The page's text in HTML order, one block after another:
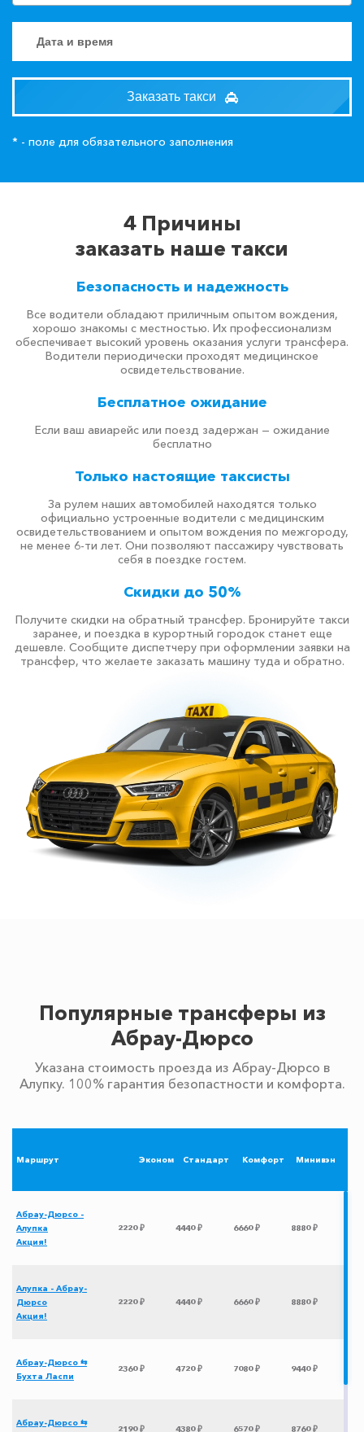
Заказать такси
* - поле для обязательного заполнения
4 Причины
заказать наше такси
Безопасность и надежность
Все водители обладают приличным опытом вождения,
хорошо знакомы с местностью. Их профессионализм
обеспечивает высокий уровень оказания услуги трансфера.
Водители периодически проходят медицинское
освидетельствование.
Бесплатное ожидание
Если ваш авиарейс или поезд задержан — ожидание
бесплатно
Только настоящие таксисты
За рулем наших автомобилей находятся только
официально устроенные водители с медицинским
освидетельствованием и опытом вождения по межгороду,
не менее 6-ти лет. Они позволяют пассажиру чувствовать
себя в поездке гостем.
Скидки до 50%
Получите скидки на обратный трансфер. Бронируйте такси
заранее, и поездка в курортный городок станет еще
дешевле. Сообщите диспетчеру при оформлении заявки на
трансфер, что желаете заказать машину туда и обратно.
Популярные трансферы из
Абрау-Дюрсо
Указана стоимость проезда из Абрау-Дюрсо в
Алупку. 100% гарантия безопастности и комфорта.
Маршрут Эконом Стандарт Комфорт Минивэн
Абрау-Дюрсо -
Алупка
Акция!
2220 ₽ 4440 ₽ 6660 ₽ 8880 ₽
Алупка - Абрау-
Дюрсо
Акция!
2220 ₽ 4440 ₽ 6660 ₽ 8880 ₽
Абрау-Дюрсо ⇆
Бухта Ласпи
2360 ₽ 4720 ₽ 7080 ₽ 9440 ₽
Абрау-Дюрсо ⇆
2190 ₽ 4380 ₽ 6570 ₽ 8760 ₽